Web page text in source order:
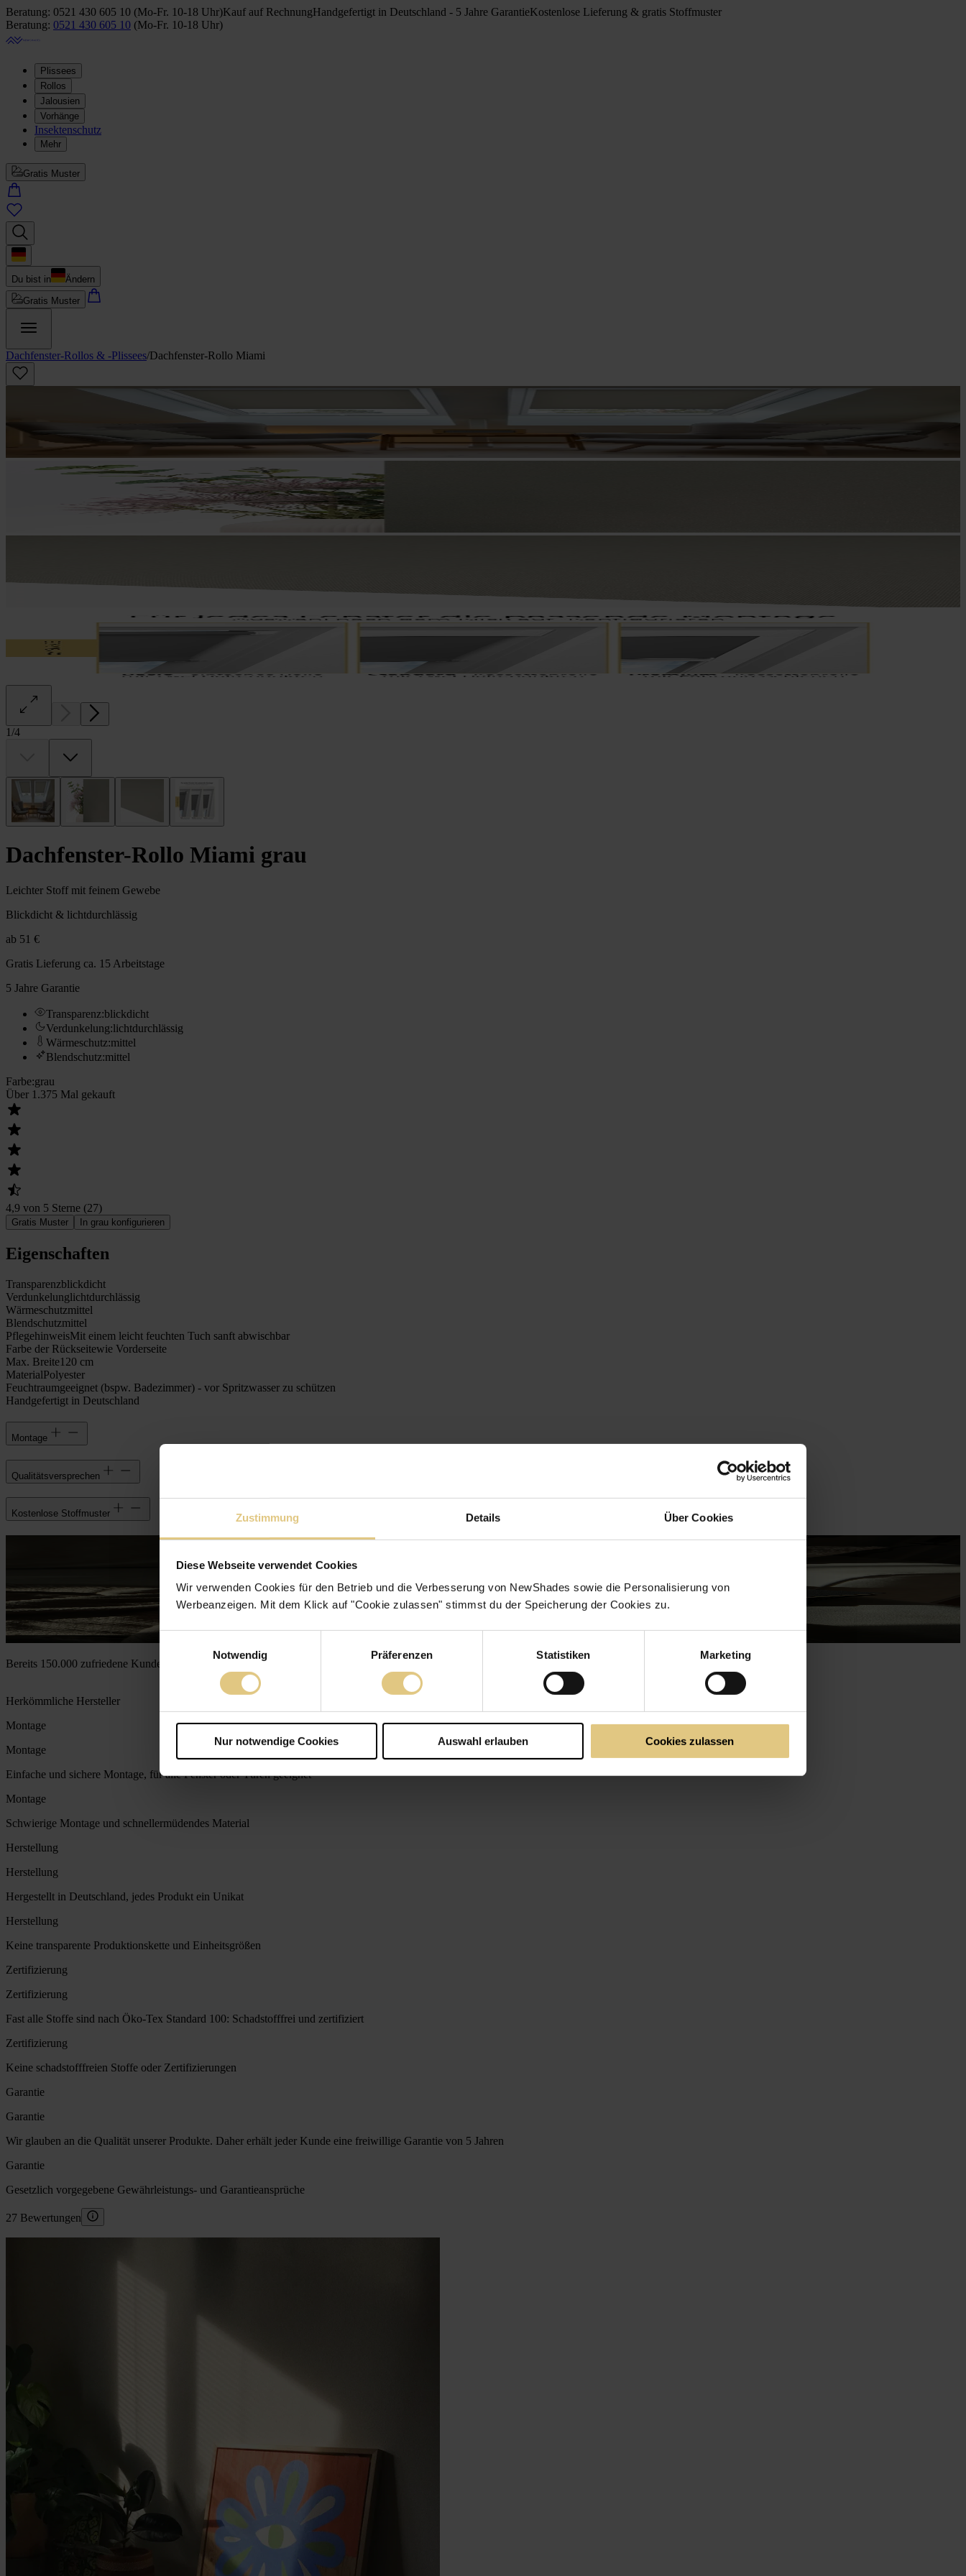
Zustimmung Details Über Cookies
Diese Webseite verwendet Cookies
Wir verwenden Cookies für den Betrieb und die Verbesserung von NewShades sowie die Personalisierung von
Werbeanzeigen. Mit dem Klick auf "Cookie zulassen" stimmst du der Speicherung der Cookies zu.
Notwendig
Präferenzen Statistiken Marketing
Nur notwendige Cookies Auswahl erlauben Cookies zulassen
Beratung: 0521 430 605 10 (Mo-Fr. 10-18 Uhr)Kauf auf RechnungHandgefertigt in Deutschland - 5 Jahre GarantieKostenlose Lieferung & gratis Stoffmuster
Beratung: 0521 430 605 10 (Mo-Fr. 10-18 Uhr)
Plissees
Rollos
Jalousien
Vorhänge
Insektenschutz
Mehr
Gratis Muster
Du bist in
Ändern
Gratis Muster
Dachfenster-Rollos & -Plissees/Dachfenster-Rollo Miami
1/4
Dachfenster-Rollo Miami grau
Leichter Stoff mit feinem Gewebe
Blickdicht & lichtdurchlässig
ab 51 €
Gratis Lieferung ca. 15 Arbeitstage
5 Jahre Garantie
Transparenz:blickdicht
Verdunkelung:lichtdurchlässig
Wärmeschutz:mittel
Blendschutz:mittel
Farbe:grau
Über 1.375 Mal gekauft
4,9 von 5 Sterne (27)
Gratis Muster In grau konfigurieren
Eigenschaften
Transparenzblickdicht
Verdunkelunglichtdurchlässig
Wärmeschutzmittel
Blendschutzmittel
PflegehinweisMit einem leicht feuchten Tuch sanft abwischbar
Farbe der Rückseitewie Vorderseite
Max. Breite120 cm
MaterialPolyester
Feuchtraumgeeignet (bspw. Badezimmer) - vor Spritzwasser zu schützen
Handgefertigt in Deutschland
Montage
Qualitätsversprechen
Kostenlose Stoffmuster
Bereits 150.000 zufriedene Kunden vertrauen auf unsere Qualität
Herkömmliche Hersteller
Montage
Montage
Einfache und sichere Montage, für alle Fenster oder Türen geeignet
Montage
Schwierige Montage und schnellermüdendes Material
Herstellung
Herstellung
Hergestellt in Deutschland, jedes Produkt ein Unikat
Herstellung
Keine transparente Produktionskette und Einheitsgrößen
Zertifizierung
Zertifizierung
Fast alle Stoffe sind nach Öko-Tex Standard 100: Schadstofffrei und zertifiziert
Zertifizierung
Keine schadstofffreien Stoffe oder Zertifizierungen
Garantie
Garantie
Wir glauben an die Qualität unserer Produkte. Daher erhält jeder Kunde eine freiwillige Garantie von 5 Jahren
Garantie
Gesetzlich vorgegebene Gewährleistungs- und Garantieansprüche
27 Bewertungen